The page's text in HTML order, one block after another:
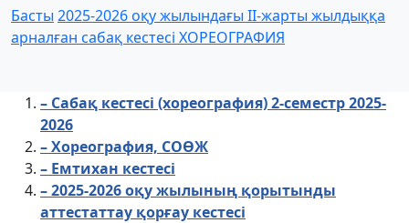
Басты 2025-2026 оқу жылындағы ІI-жарты жылдыққа
арналған сабақ кестесі ХОРЕОГРАФИЯ
– Сабақ кестесі (хореография) 2-семестр 2025-
2026
– Хореография, СОӨЖ
– Емтихан кестесі
– 2025-2026 оқу жылының қорытынды
аттестаттау қорғау кестесі